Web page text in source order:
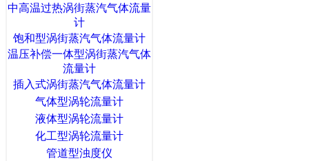
中高温过热涡街蒸汽气体流量
计
饱和型涡街蒸汽气体流量计
温压补偿一体型涡街蒸汽气体
流量计
插入式涡街蒸汽气体流量计
气体型涡轮流量计
液体型涡轮流量计
化工型涡轮流量计
管道型浊度仪